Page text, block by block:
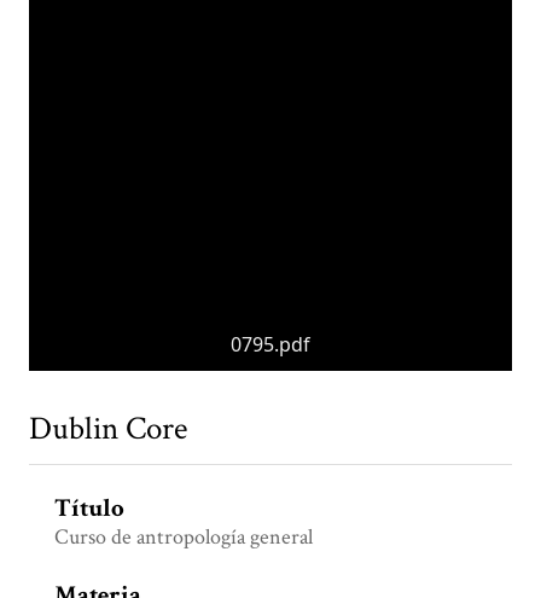
0795.pdf
Dublin Core
Título
Curso de antropología general